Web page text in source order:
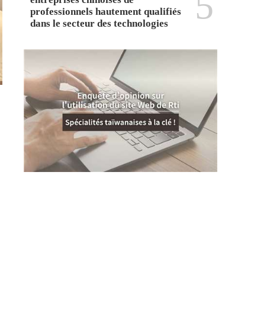
professionnels hautement qualifiés
dans le secteur des technologies